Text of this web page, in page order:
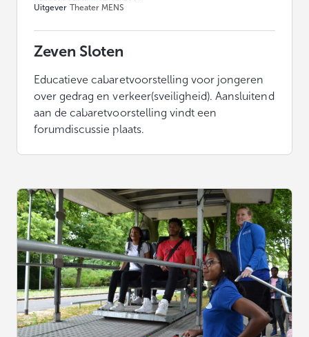
Uitgever Theater MENS
Zeven Sloten
Educatieve cabaretvoorstelling voor jongeren
over gedrag en verkeer(sveiligheid). Aansluitend
aan de cabaretvoorstelling vindt een
forumdiscussie plaats.